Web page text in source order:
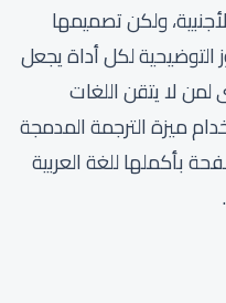
ولكن تصميمها
التوضيحية لكل أداة يجعل
لا يتقن اللغات
ميزة الترجمة المدمجة
بأكملها للغة العربية